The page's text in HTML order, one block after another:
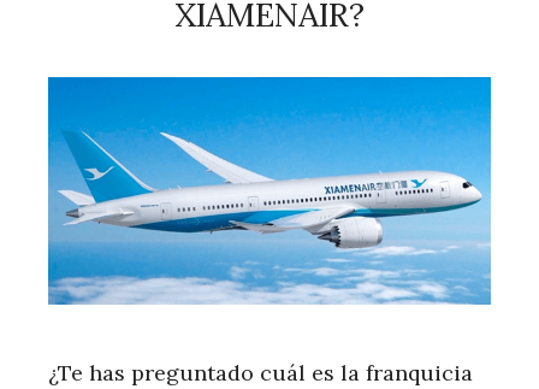
XIAMENAIR?
¿Te has preguntado cuál es la franquicia